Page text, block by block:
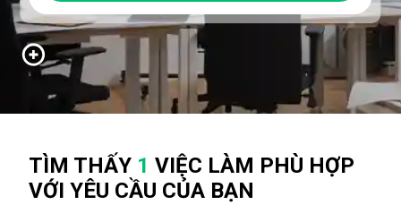
TÌM THẤY 1 VIỆC LÀM PHÙ HỢP
VỚI YÊU CẦU CỦA BẠN